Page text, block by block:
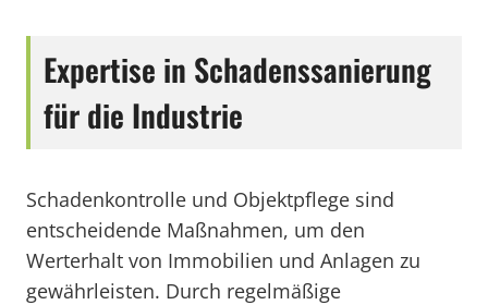
Expertise in Schadenssanierung
für die Industrie
Schadenkontrolle und Objektpflege sind
entscheidende Maßnahmen, um den
Werterhalt von Immobilien und Anlagen zu
gewährleisten. Durch regelmäßige